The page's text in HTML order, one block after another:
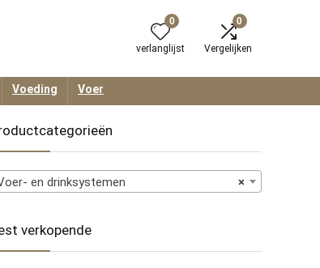
0
verlanglijst
0
Vergelijken
Voeding Voer
×
en drinksystemen
verkopende